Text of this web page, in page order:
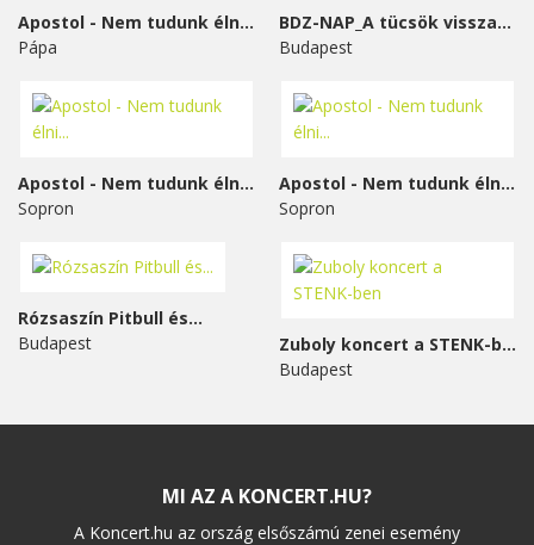
Apostol - Nem tudunk élni...
Pápa
BDZ-NAP_A tücsök visszavág
Budapest
Apostol - Nem tudunk élni...
Sopron
Apostol - Nem tudunk élni...
Sopron
Rózsaszín Pitbull és...
Budapest
Zuboly koncert a STENK-ben
Budapest
MI AZ A KONCERT.HU?
A Koncert.hu az ország elsőszámú zenei esemény